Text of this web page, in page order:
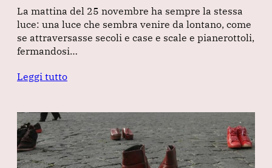
La mattina del 25 novembre ha sempre la stessa
luce: una luce che sembra venire da lontano, come
se attraversasse secoli e case e scale e pianerottoli,
fermandosi…
Leggi tutto